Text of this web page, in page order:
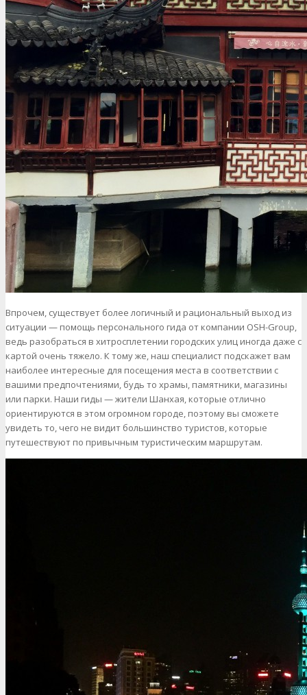
Впрочем, существует более логичный и рациональный выход из
ситуации — помощь персонального гида от компании OSH-Group,
ведь разобраться в хитросплетении городских улиц иногда даже с
картой очень тяжело. К тому же, наш специалист подскажет вам
наиболее интересные для посещения места в соответствии с
вашими предпочтениями, будь то храмы, памятники, магазины
или парки. Наши гиды — жители Шанхая, которые отлично
ориентируются в этом огромном городе, поэтому вы сможете
увидеть то, чего не видит большинство туристов, которые
путешествуют по привычным туристическим маршрутам.